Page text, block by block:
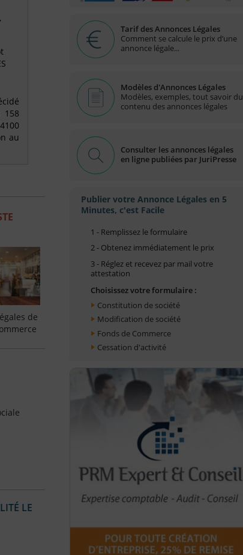
au
de
LE
Tarif des Annonces Légales
Comment se calcule le prix d’une
annonce légale...
Modèles d'Annonces Légales
Modèles, exemples, tout savoir du
contenu des annonces légales
Consulter les annonces légales
en ligne publiées par JuriPresse
Publier votre Annonce Légales en 5
Minutes, c'est Facile
1 - Remplissez le formulaire
2 - Obtenez immédiatement le prix
3 - Réglez et recevez par mail votre
attestation
Choisissez votre formulaire :
Constitution de société
Modification de société
Fonds de Commerce
Cessation d'activité